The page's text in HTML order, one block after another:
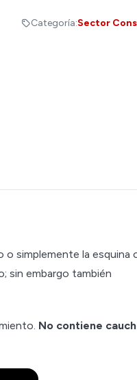
Categoría:Sector
o simplemente la esquina
sin embargo también
No contiene